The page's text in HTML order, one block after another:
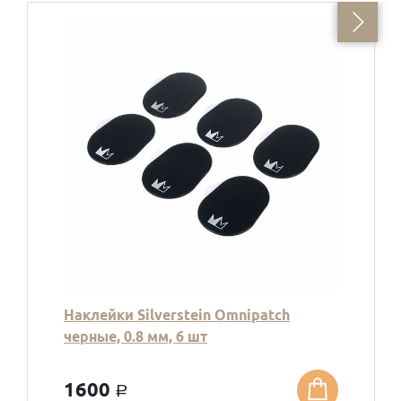
Наклейки Silverstein Omnipatch
черные, 0.8 мм, 6 шт
1600 a